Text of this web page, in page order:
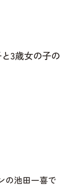
3歳女の子の
の池田一喜で